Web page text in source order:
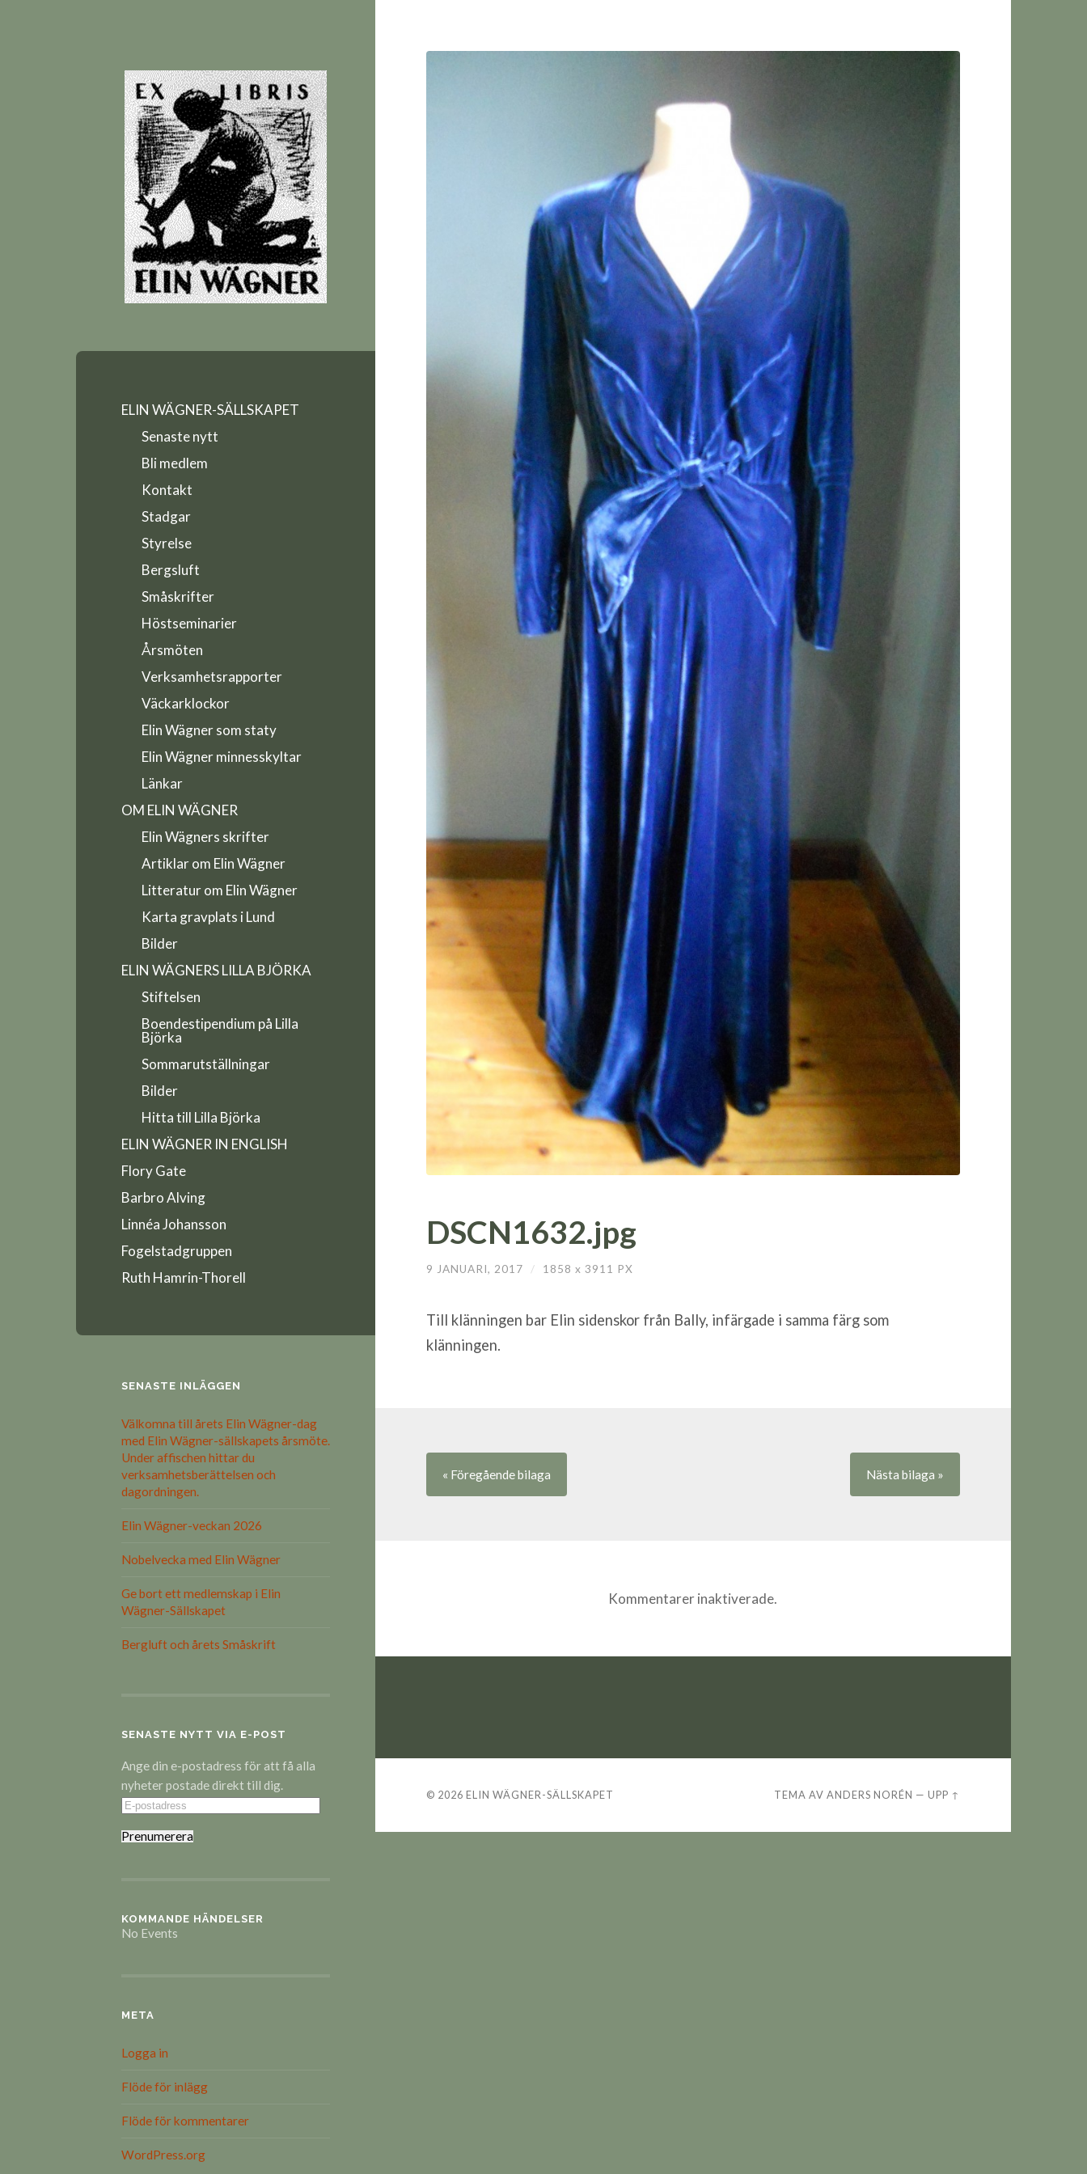
ELIN WÄGNER-SÄLLSKAPET
Senaste nytt
Bli medlem
Kontakt
Stadgar
Styrelse
Bergsluft
Småskrifter
Höstseminarier
Årsmöten
Verksamhetsrapporter
Väckarklockor
Elin Wägner som staty
Elin Wägner minnesskyltar
Länkar
OM ELIN WÄGNER
Elin Wägners skrifter
Artiklar om Elin Wägner
Litteratur om Elin Wägner
Karta gravplats i Lund
Bilder
ELIN WÄGNERS LILLA BJÖRKA
Stiftelsen
Boendestipendium på Lilla
Björka
Sommarutställningar
Bilder
Hitta till Lilla Björka
ELIN WÄGNER IN ENGLISH
Flory Gate
Barbro Alving
Linnéa Johansson
Fogelstadgruppen
Ruth Hamrin-Thorell
SENASTE INLÄGGEN
Välkomna till årets Elin Wägner-dag
med Elin Wägner-sällskapets årsmöte.
Under affischen hittar du
verksamhetsberättelsen och
dagordningen.
Elin Wägner-veckan 2026
Nobelvecka med Elin Wägner
Ge bort ett medlemskap i Elin
Wägner-Sällskapet
Bergluft och årets Småskrift
SENASTE NYTT VIA E-POST
Ange din e-postadress för att få alla
nyheter postade direkt till dig.
E-
postadress
Prenumerera
KOMMANDE HÄNDELSER
No Events
META
Logga in
Flöde för inlägg
Flöde för kommentarer
WordPress.org
DSCN1632.jpg
9 JANUARI, 2017 / 1858 x 3911 PX
Till klänningen bar Elin sidenskor från Bally, infärgade i samma färg som
klänningen.
« Föregåendebilaga Nästa bilaga »
Kommentarer inaktiverade.
© 2026 ELIN WÄGNER-SÄLLSKAPET TEMA AVANDERS NORÉN —UPP ↑